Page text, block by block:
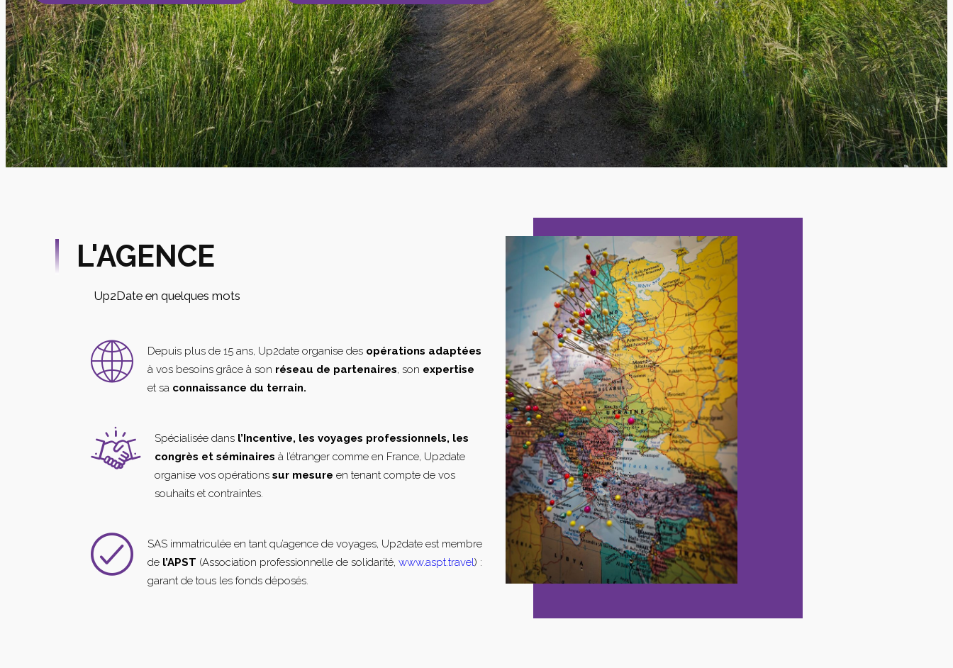
L'AGENCE
Up2Date en quelques mots
Depuis plus de 15 ans, Up2date organise des opérations adaptées
à vos besoins grâce à son réseau de partenaires, son expertise
et sa connaissance du terrain.
Spécialisée dans l’Incentive, les voyages professionnels, les
congrès et séminaires à l’étranger comme en France, Up2date
organise vos opérations sur mesure en tenant compte de vos
souhaits et contraintes.
SAS immatriculée en tant qu’agence de voyages, Up2date est membre
de l’APST (Association professionnelle de solidarité, www.aspt.travel) :
garant de tous les fonds déposés.